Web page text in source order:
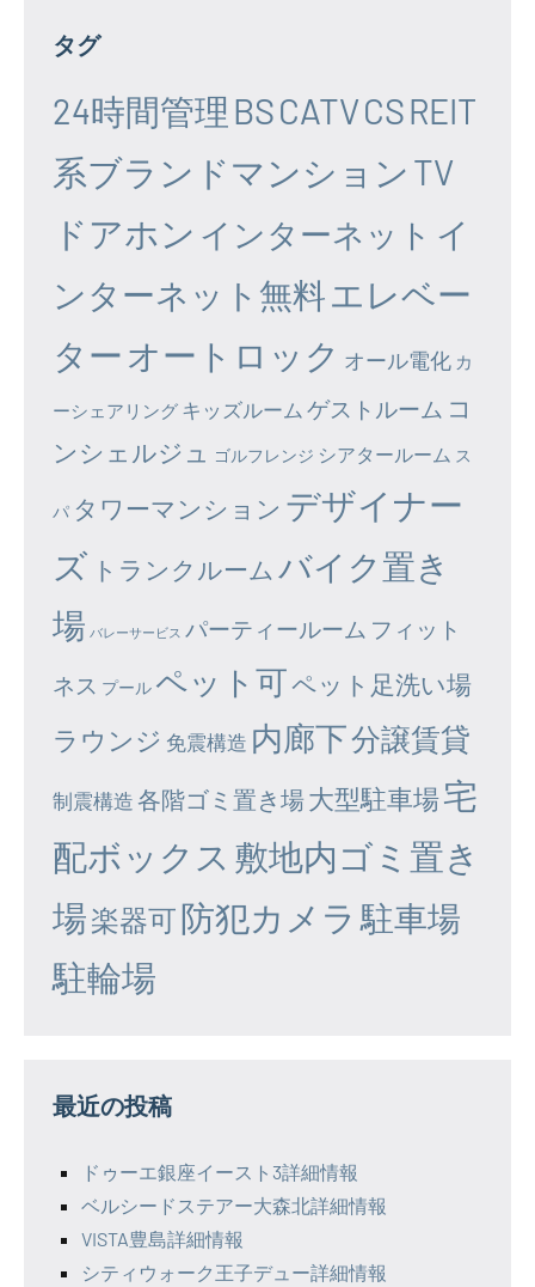
タグ
24時間管理 BSCATVCSREIT
系ブランドマンション TV
ドアホン インターネット イ
ンターネット無料エレベー
ター オートロック オール電化 カ
ーシェアリング キッズルーム ゲストルーム コ
ンシェルジュ
ゴルフレンジ シアタールーム ス
パ タワーマンション デザイナー
ズ トランクルーム バイク置き
場 バレーサービス パーティールーム フィット
ネス プール ペット可ペット足洗い場
ラウンジ 免震構造 内廊下分譲賃貸
制震構造 各階ゴミ置き場大型駐車場宅
配ボックス 敷地内ゴミ置き
場楽器可防犯カメラ 駐車場
駐輪場
最近の投稿
ドゥーエ銀座イースト3詳細情報
ベルシードステアー大森北詳細情報
VISTA豊島詳細情報
シティウォーク王子デュー詳細情報